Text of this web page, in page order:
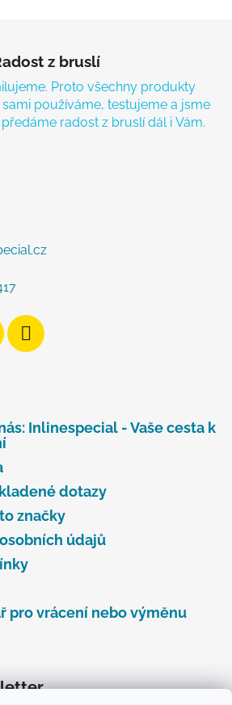
z bruslí
Proto všechny produkty
používáme, testujeme a jsme
radost z bruslí dál i Vám.
Inlinespecial - Vaše cesta k
dotazy
značky
údajů
pro vrácení nebo výměnu